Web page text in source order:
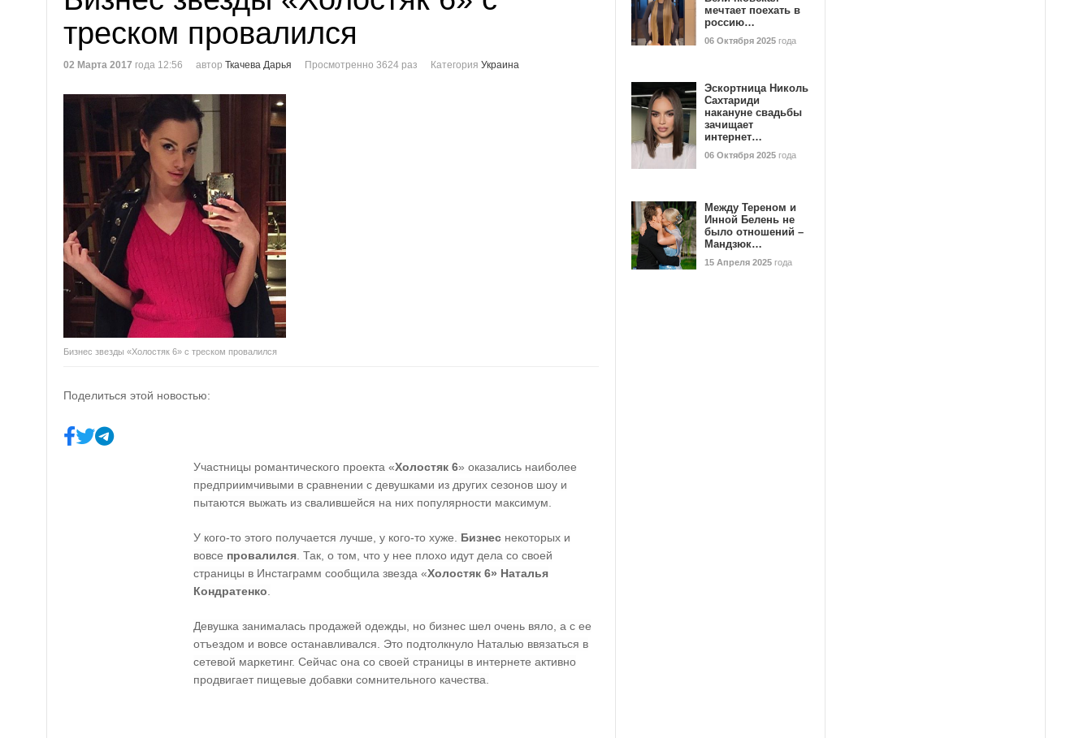
треском провалился
02 Марта 2017 года 12:56 автор Ткачева Дарья Просмотренно 3624 раз Категория Украина
Бизнес звезды «Холостяк 6» с треском провалился
Поделиться этой новостью:
Участницы романтического проекта «Холостяк 6» оказались наиболее
предприимчивыми в сравнении с девушками из других сезонов шоу и
пытаются выжать из свалившейся на них популярности максимум.
У кого-то этого получается лучше, у кого-то хуже. Бизнес некоторых и
вовсе провалился . Так, о том, что у нее плохо идут дела со своей
страницы в Инстаграмм сообщила звезда «Холостяк 6» Наталья
Кондратенко
Девушка занималась продажей одежды, но бизнес шел очень вяло, а с ее
отъездом и вовсе останавливался. Это подтолкнуло Наталью ввязаться в
сетевой маркетинг. Сейчас она со своей страницы в интернете активно
продвигает пищевые добавки сомнительного качества.
мечтает поехать в
россию…
06 Октября 2025 года
Эскортница Николь
Сахтариди
накануне свадьбы
зачищает
интернет…
06 Октября 2025 года
Между Тереном и
Инной Белень не
было отношений –
Мандзюк…
15 Апреля 2025 года